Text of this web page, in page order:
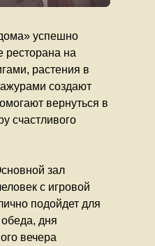
успешно
ресторана на
растения в
создают
вернуться в
счастливого
зал
с игровой
подойдет для
дня
вечера